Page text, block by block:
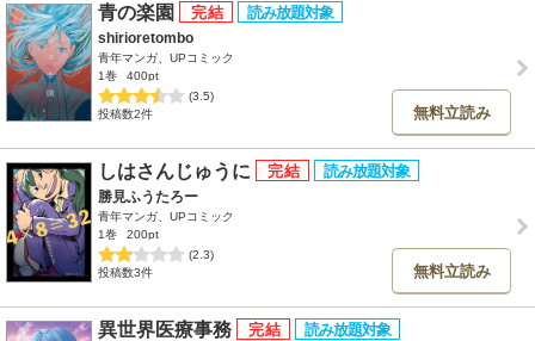
青の楽園
shirioretombo
青年マンガ、UPコミック
1巻
400pt
(3.5)
投稿数2件
無料立読み
しはさんじゅうに
勝見ふうたろー
青年マンガ、UPコミック
1巻
200pt
(2.3)
投稿数3件
無料立読み
異世界医療事務